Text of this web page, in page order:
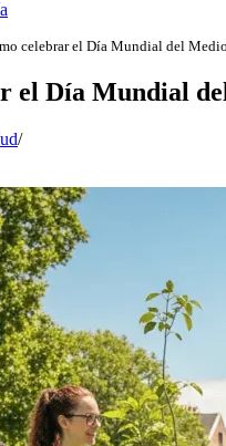
celebrar el Día Mundial del
el Día Mundial